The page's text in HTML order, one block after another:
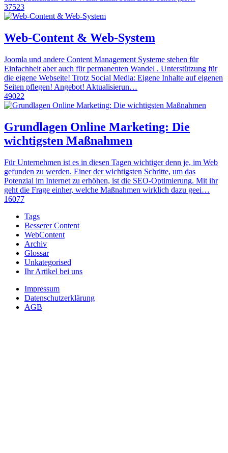
37523
Web-Content & Web-System
Joomla und andere Content Management Systeme stehen für
Einfachheit aber auch für permanenten Wandel . Unterstützung für
die eigene Webseite! Trotz Social Media: Eigene Inhalte auf eigenen
Seiten pflegen! Angebot! Aktualisierun…
49022
Grundlagen Online Marketing: Die
wichtigsten Maßnahmen
Für Unternehmen ist es in diesen Tagen wichtiger denn je, im Web
gefunden zu werden. Einer der wichtigsten Schritte, um das
Potenzial im Internet zu erhöhen, ist die SEO-Optimierung. Mit ihr
geht die Frage einher, welche Maßnahmen wirklich dazu geei…
16077
Tags
Besserer Content
WebContent
Archiv
Glossar
Unkategorised
Ihr Artikel bei uns
Impressum
Datenschutzerklärung
AGB